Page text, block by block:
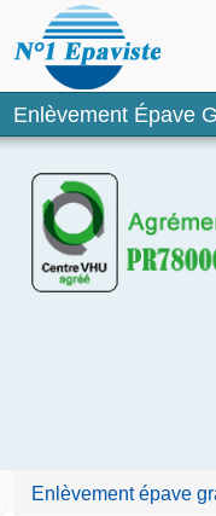
Enlèvement Épave
Enlèvement épave